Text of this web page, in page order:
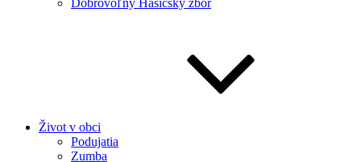
Dobrovoľný Hasičský zbor
Život v obci
Podujatia
Zumba